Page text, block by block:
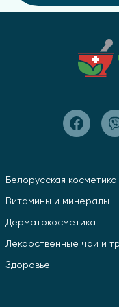
Белорусская косметика
Витамины и минералы
Дерматокосметика
Лекарственные чаи и
Здоровье